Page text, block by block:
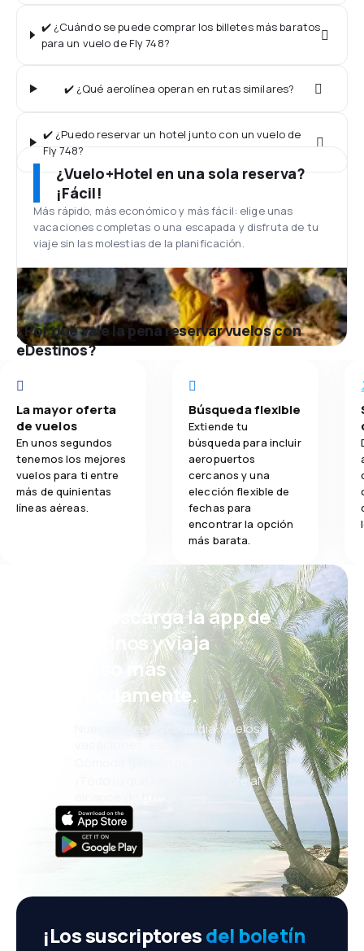
✔️ ¿Cuándo se puede comprar los billetes más baratos
para un vuelo de Fly 748?
✔️ ¿Qué aerolínea operan en rutas similares?
✔️ ¿Puedo reservar un hotel junto con un vuelo de
Fly 748?
¿Vuelo+Hotel en una sola reserva?
¡Fácil!
Más rápido, más económico y más fácil: elige unas
vacaciones completas o una escapada y disfruta de tu
viaje sin las molestias de la planificación.
¿Por qué vale la pena reservar vuelos con
eDestinos?
La mayor oferta
de vuelos
En unos segundos
tenemos los mejores
vuelos para ti entre
más de quinientas
líneas aéreas.
Búsqueda flexible
Extiende tu
búsqueda para incluir
aeropuertos
cercanos y una
elección flexible de
fechas para
encontrar la opción
más barata.
¡Eh! Descarga la app de
eDestinos y viaja
incluso más
cómodamente.
Nuevas ofertas cada día: vuelos,
vacaciones, escapadas
Cómoda gestión de reservas
¡Todo lo que importa, siempre al
¡Los suscriptoresdel boletín